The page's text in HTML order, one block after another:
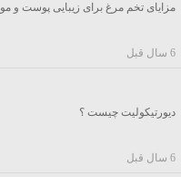
مزایای تخم مرغ برای زیبایی پوست و مو
6 سال قبل
دیورتیکولیت چیست ؟
6 سال قبل